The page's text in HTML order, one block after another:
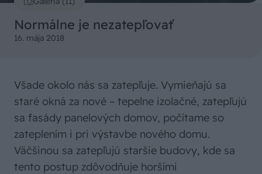
Normálne je nezatepľovať
16. mája 2018
Všade okolo nás sa zatepľuje. Vymieňajú sa
staré okná za nové – tepelne izolačné, zatepľujú
sa fasády panelových domov, počítame so
zateplením i pri výstavbe nového domu.
Väčšinou sa zatepľujú staršie budovy, kde sa
tento postup zdôvodňuje horšími